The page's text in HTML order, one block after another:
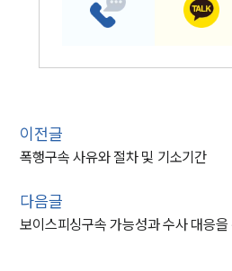
이전글
폭행구속 사유와 절차 및 기소기간
다음글
보이스피싱구속 가능성과 수사 대응